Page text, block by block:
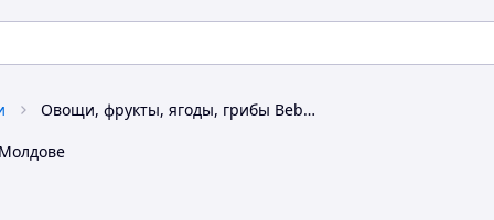
Овощи, фрукты, ягоды, грибы Bebelino